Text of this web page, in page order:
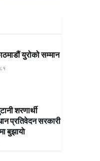
युरोको सम्मान
शरणार्थी
प्रतिवेदन सरकारी
बुझायाे